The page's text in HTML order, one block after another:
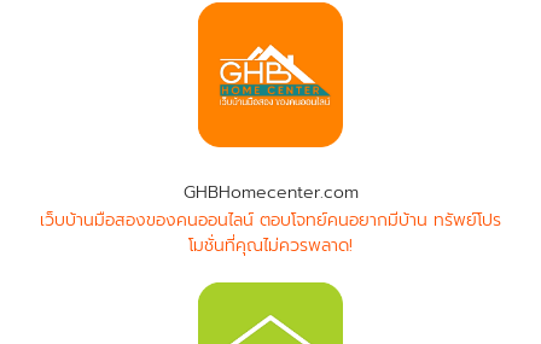
GHBHomecenter.com
เว็บบ้านมือสองของคนออนไลน์ ตอบโจทย์คนอยากมีบ้าน ทรัพย์โปร
โมชั่นที่คุณไม่ควรพลาด!